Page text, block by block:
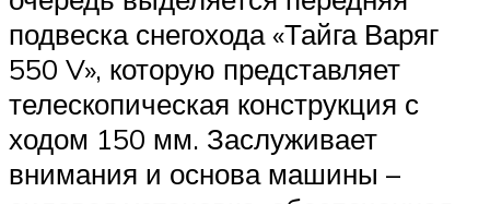
подвеска снегохода «Тайга Варяг
550 V», которую представляет
телескопическая конструкция с
ходом 150 мм. Заслуживает
внимания и основа машины –